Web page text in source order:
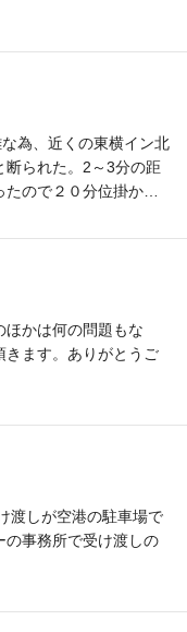
為、近くの東横イン北
断られた。2～3分の距
ので２０分位掛かっ
ほかは何の問題もな
きます。ありがとうご
渡しが空港の駐車場で
の事務所で受け渡しの